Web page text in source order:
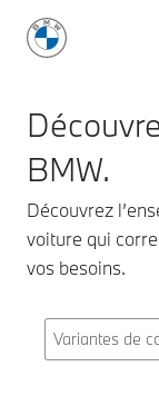
BMW.
Découvrez
voiture qui
vos besoins.